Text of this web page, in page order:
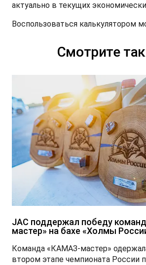
актуально в текущих
Воспользоваться калькулятором
Смотрите
JAC поддержал победу
мастер» на бахе «Холмы
Команда «КАМАЗ-мастер»
втором этапе чемпионата России